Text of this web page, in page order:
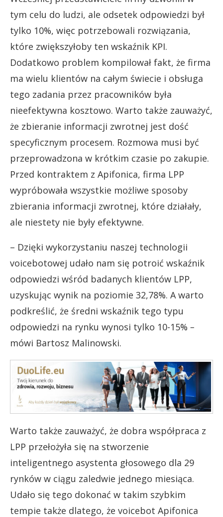
tym celu do ludzi, ale odsetek odpowiedzi był
tylko 10%, więc potrzebowali rozwiązania,
które zwiększyłoby ten wskaźnik KPI.
Dodatkowo problem kompilował fakt, że firma
ma wielu klientów na całym świecie i obsługa
tego zadania przez pracowników była
nieefektywna kosztowo. Warto także zauważyć,
że zbieranie informacji zwrotnej jest dość
specyficznym procesem. Rozmowa musi być
przeprowadzona w krótkim czasie po zakupie.
Przed kontraktem z Apifonica, firma LPP
wypróbowała wszystkie możliwe sposoby
zbierania informacji zwrotnej, które działały,
ale niestety nie były efektywne.
– Dzięki wykorzystaniu naszej technologii
voicebotowej udało nam się potroić wskaźnik
odpowiedzi wśród badanych klientów LPP,
uzyskując wynik na poziomie 32,78%. A warto
podkreślić, że średni wskaźnik tego typu
odpowiedzi na rynku wynosi tylko 10-15% –
mówi Bartosz Malinowski.
Warto także zauważyć, że dobra współpraca z
LPP przełożyła się na stworzenie
inteligentnego asystenta głosowego dla 29
rynków w ciągu zaledwie jednego miesiąca.
Udało się tego dokonać w takim szybkim
tempie także dlatego, że voicebot Apifonica